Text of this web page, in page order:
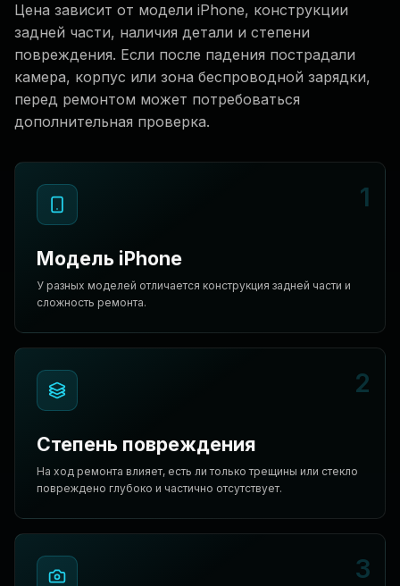
Цена зависит от модели iPhone, конструкции
задней части, наличия детали и степени
повреждения. Если после падения пострадали
камера, корпус или зона беспроводной зарядки,
перед ремонтом может потребоваться
дополнительная проверка.
1
Модель iPhone
У разных моделей отличается конструкция задней части и
сложность ремонта.
2
Степень повреждения
На ход ремонта влияет, есть ли только трещины или стекло
повреждено глубоко и частично отсутствует.
3